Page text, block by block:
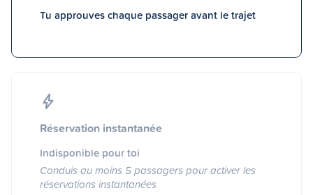
Tu approuves chaque passager avant le trajet
Réservation instantanée
Indisponible pour toi
Conduis au moins 5 passagers pour activer les
réservations instantanées